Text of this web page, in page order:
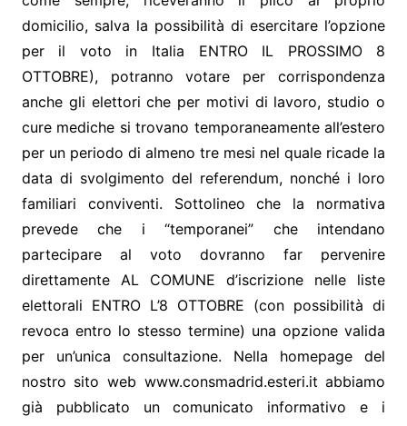
domicilio, salva la possibilità di esercitare l’opzione
per il voto in Italia ENTRO IL PROSSIMO 8
OTTOBRE), potranno votare per corrispondenza
anche gli elettori che per motivi di lavoro, studio o
cure mediche si trovano temporaneamente all’estero
per un periodo di almeno tre mesi nel quale ricade la
data di svolgimento del referendum, nonché i loro
familiari conviventi. Sottolineo che la normativa
prevede che i “temporanei” che intendano
partecipare al voto dovranno far pervenire
direttamente AL COMUNE d’iscrizione nelle liste
elettorali ENTRO L’8 OTTOBRE (con possibilità di
revoca entro lo stesso termine) una opzione valida
per un’unica consultazione. Nella homepage del
nostro sito web www.consmadrid.esteri.it abbiamo
già pubblicato un comunicato informativo e i